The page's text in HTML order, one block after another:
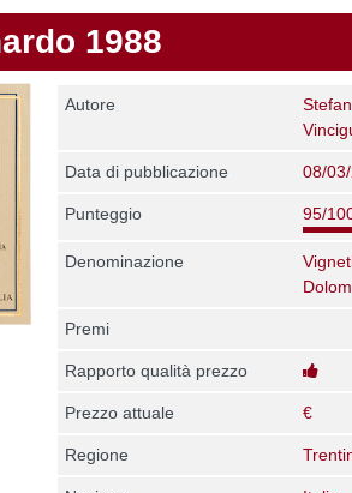
1988
Autore
Data di pubblicazione 08/
Punteggio 95/
Denominazione
Premi
Rapporto qualità prezzo
Prezzo attuale €
Regione